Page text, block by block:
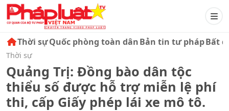
Thời sựQuốc phòng toàn dânBản tin tư phápBất
Thời sự
Quảng Trị: Đồng bào dân tộc
thiểu số được hỗ trợ miễn lệ phí
thi, cấp Giấy phép lái xe mô tô.